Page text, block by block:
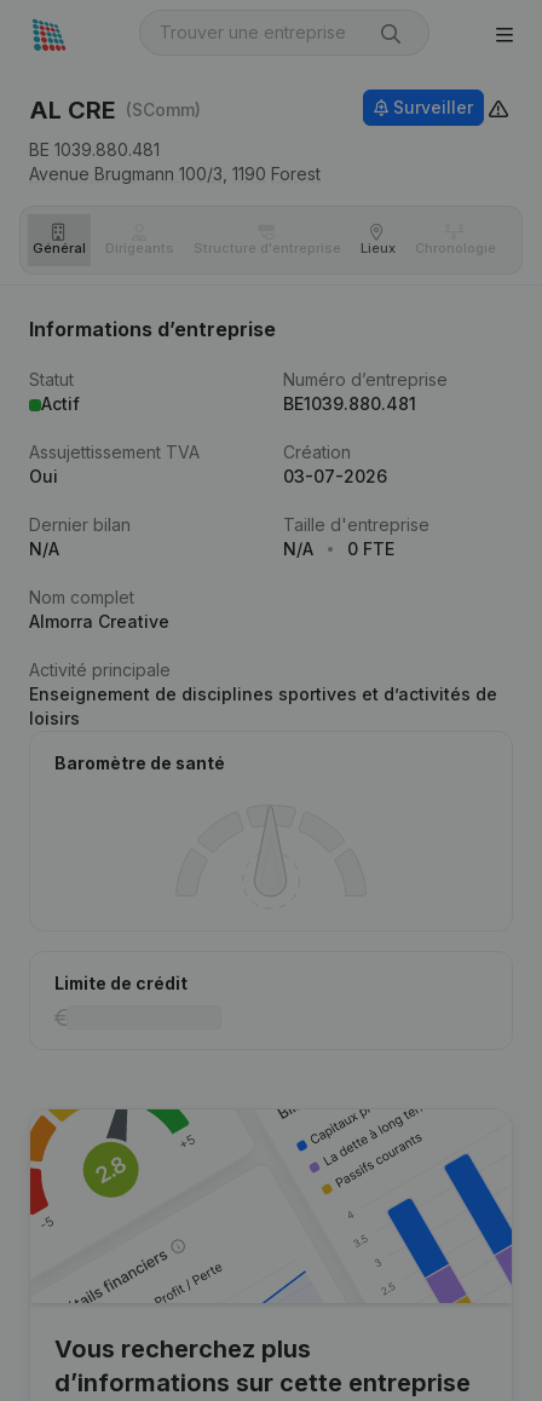
AL CRE (SComm)
BE 1039.880.481
Avenue Brugmann 100/3, 1190 Forest
Surveiller
Général Dirigeants Structure d'entreprise Lieux Chronologie
Informations d’entreprise
Statut
Actif
Numéro d’entreprise
BE1039.880.481
Assujettissement TVA
Oui
Création
03-07-2026
Dernier bilan
N/A
Taille d'entreprise
N/A
0 FTE
Nom complet
Almorra Creative
Activité principale
Enseignement de disciplines sportives et d’activités de
loisirs
Baromètre de santé
Limite de crédit
Vous recherchez plus
d’informations sur cette entreprise